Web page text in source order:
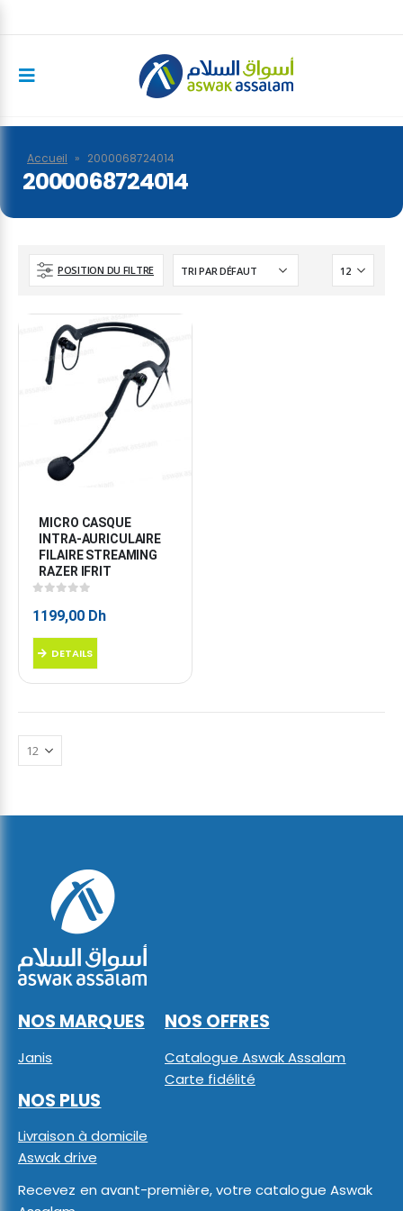
Accueil » 2000068724014
2000068724014
POSITION DU FILTRE
MICRO CASQUE
INTRA-AURICULAIRE
FILAIRE STREAMING
RAZER IFRIT
1199,00 Dh
DETAILS
NOS MARQUES
Janis
NOS OFFRES
Catalogue Aswak Assalam
Carte fidélité
NOS PLUS
Livraison à domicile
Aswak drive
Recevez en avant-première, votre catalogue Aswak